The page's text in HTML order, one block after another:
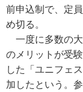
前申込制で、定
め切る。
一度に多数の大
のメリットが受
した「ユニフェ
加したという。